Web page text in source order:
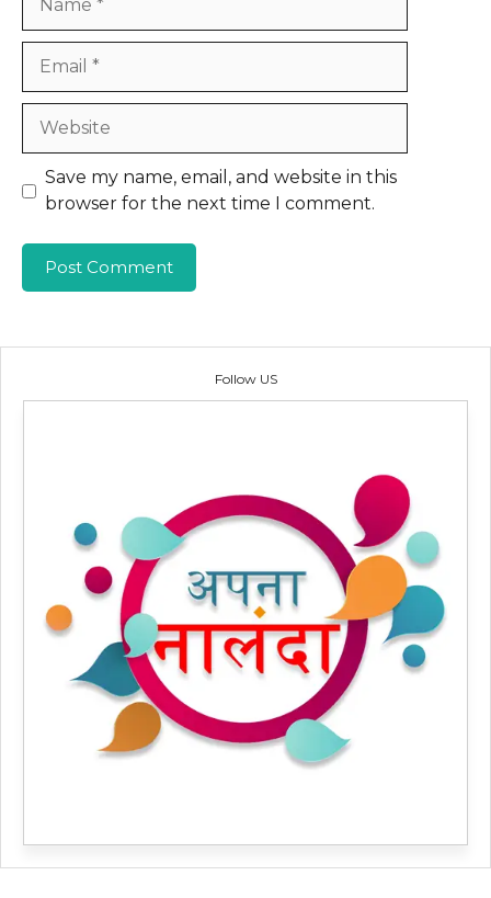
Website
Save my name, email, and website in this
browser for the next time I comment.
Follow US